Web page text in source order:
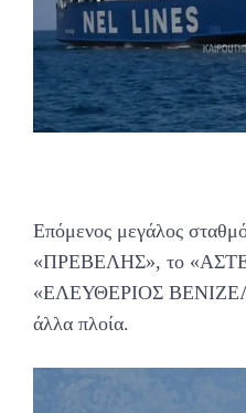
Επόμενος μεγάλος
«ΠΡΕΒΕΛΗΣ», το
«ΕΛΕΥΘΕΡΙΟΣ
άλλα πλοία.